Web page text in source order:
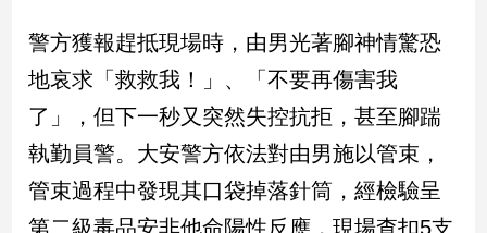
方
新
冠
病
專
區
警方獲報趕抵現場時，由男光著腳神情驚恐
地哀求「救救我！」、「不要再傷害我
了」，但下一秒又突然失控抗拒，甚至腳踹
執勤員警。大安警方依法對由男施以管束，
管束過程中發現其口袋掉落針筒，經檢驗呈
第二級毒品安非他命陽性反應，現場查扣5支